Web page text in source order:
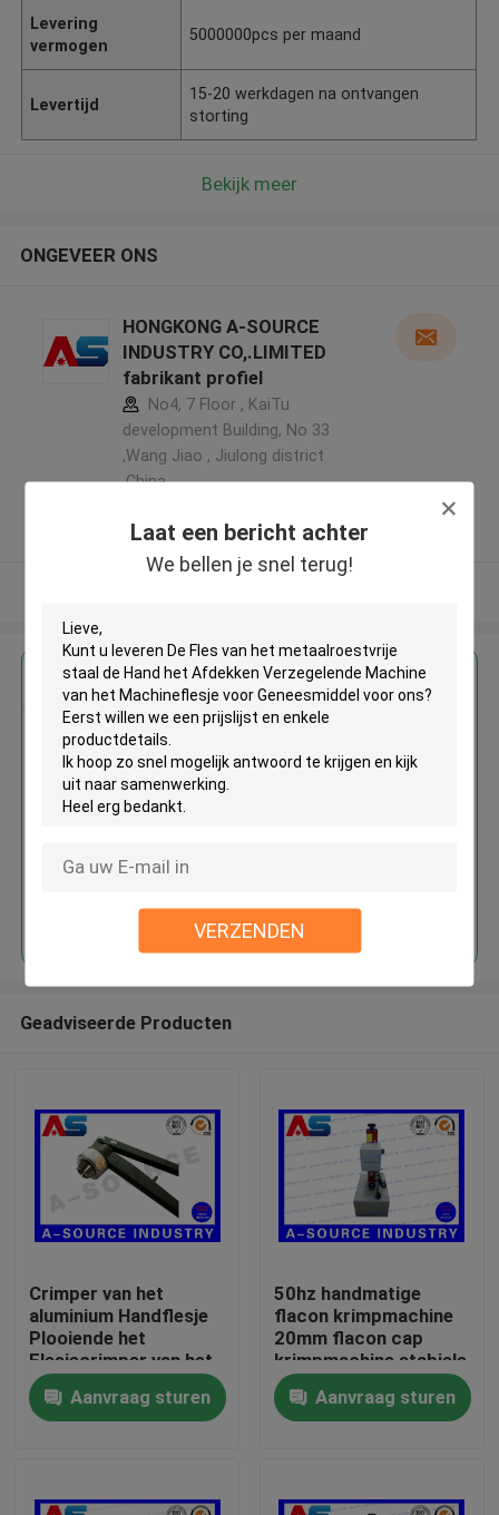
Laat een bericht achter
We bellen je snel terug!
VERZENDEN
Huis
Ongeveer ons
Levering
vermogen
5000000pcs per maand
Levertijd
15-20 werkdagen na ontvangen
storting
Bekijk meer
ONGEVEER ONS
HONGKONG A-SOURCE
INDUSTRY CO,.LIMITED
fabrikant profiel
No4, 7 Floor , KaiTu
development Building, No 33
,Wang Jiao , Jiulong district
,China
Geverifieerde Leverancier
Krijg de beste prijs voor
staal de Hand het Afdekken
Verzegelende Machine van het
Machineflesje voor
Doorgaan
Geadviseerde Producten
Crimper van het
aluminium Handflesje
Plooiende het
Flesjecrimper van het
Hulpmiddelglas voor
Scheur van GLB
Aanvraag sturen
50hz handmatige
flacon krimpmachine
20mm flacon cap
krimpmachine stabiele
prestaties AC220V
flacon krimpmachine
Aanvraag sturen